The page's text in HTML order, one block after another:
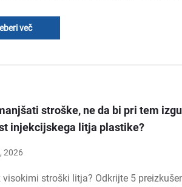
svetovnega okoljskega pritiska in
"uglerodne neutralnosti..."
več
stroške, ne da bi pri tem
injekcijskega litja plastike?
2026
visokimi stroški litja? Odkrijte 5